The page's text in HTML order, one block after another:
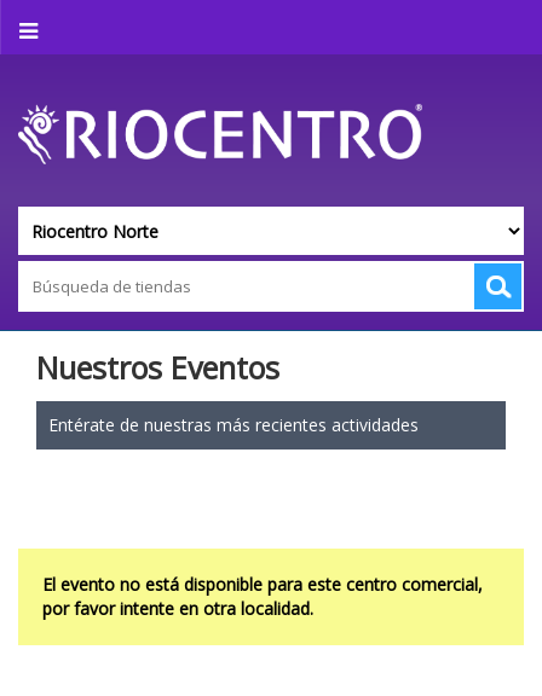
Nuestros Eventos
Entérate de nuestras más recientes actividades
El evento no está disponible para este centro comercial,
por favor intente en otra localidad.